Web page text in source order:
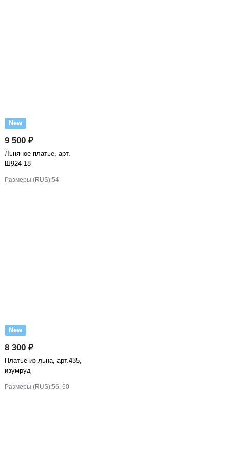
New
9 500 ₽
Льняное платье, арт.
Ш924-18
Размеры (RUS):54
New
8 300 ₽
Платье из льна, арт.435,
изумруд
Размеры (RUS):56, 60